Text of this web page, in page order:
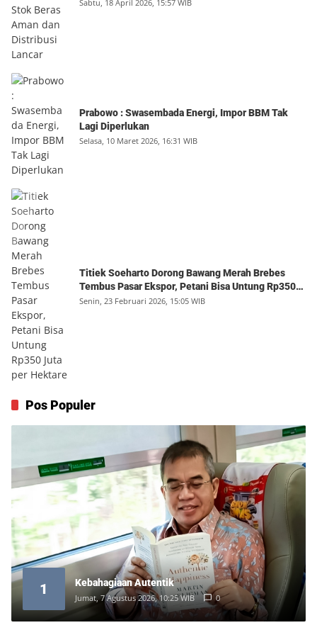
Sabtu, 18 April 2026, 15:57 WIB
Prabowo : Swasembada Energi, Impor BBM Tak
Lagi Diperlukan
Selasa, 10 Maret 2026, 16:31 WIB
Titiek Soeharto Dorong Bawang Merah Brebes
Tembus Pasar Ekspor, Petani Bisa Untung Rp350
Juta per Hektare
Senin, 23 Februari 2026, 15:05 WIB
Pos Populer
1 Kebahagiaan Autentik
Jumat, 7 Agustus 2026, 10:25 WIB 0